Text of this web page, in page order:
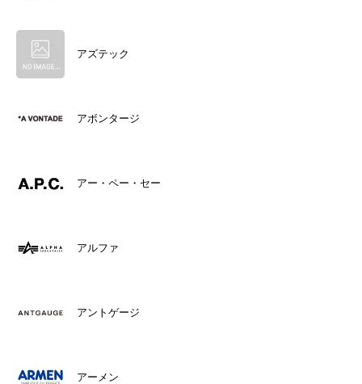
アズテック
アボンタージ
アー・ペー・セー
アルファ
アントゲージ
アーメン